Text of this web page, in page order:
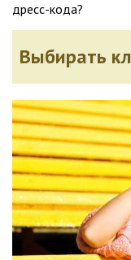
дресс-кода?
Выбирать